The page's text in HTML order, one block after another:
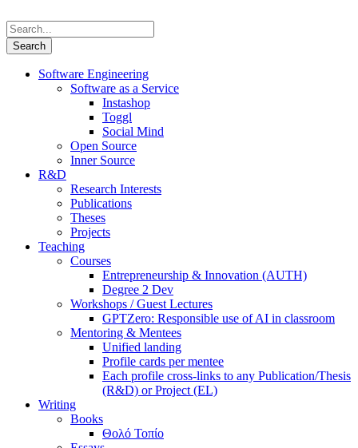
Software Engineering
Software as a Service
Instashop
Toggl
Social Mind
Open Source
Inner Source
R&D
Research Interests
Publications
Theses
Projects
Teaching
Courses
Entrepreneurship & Innovation (AUTH)
Degree 2 Dev
Workshops / Guest Lectures
GPTZero: Responsible use of AI in classroom
Mentoring & Mentees
Unified landing
Profile cards per mentee
Each profile cross-links to any Publication/Thesis
(R&D) or Project (EL)
Writing
Books
Θολό Τοπίο